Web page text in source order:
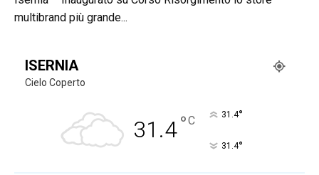
multibrand più grande...
ISERNIA
Cielo Coperto
31.4°C 31.4°
31.4°